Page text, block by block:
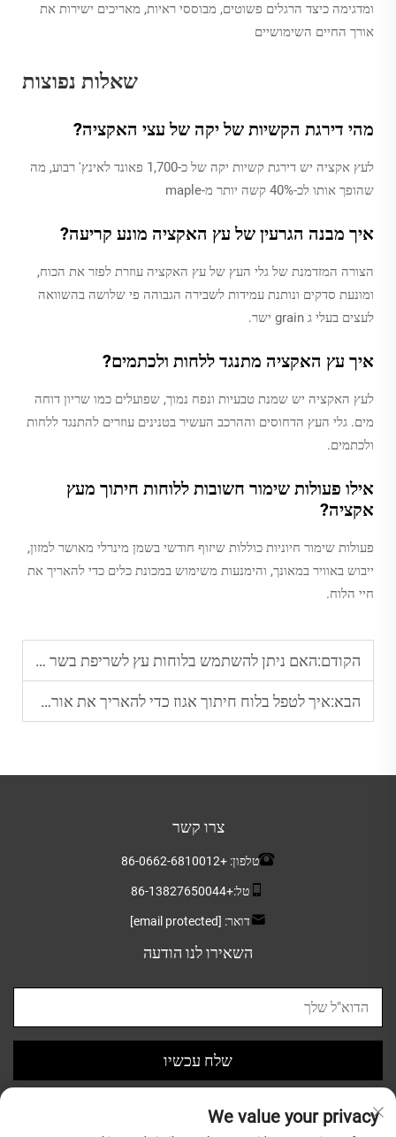
ומדגימה כיצד הרגלים פשוטים, מבוססי ראיות, מאריכים ישירות את
אורך החיים השימושיים
שאלות נפוצות
מהי דירגת הקשיות של יקה של עצי האקציה?
לעץ אקציה יש דירגת קשיות יקה של כ-1,700 פאונד לאינץ' רבוע, מה
שהופך אותו לכ-40% קשה יותר מ-maple
איך מבנה הגרעין של עץ האקציה מונע קריעה?
הצורה המזדמנת של גלי העץ של עץ האקציה עוזרת לפזר את הכוח,
ומונעת סדקים ונותנת עמידות לשבירה הגבוהה פי שלושה בהשוואה
לעצים בעלי ג grain ישר.
איך עץ האקציה מתנגד ללחות ולכתמים?
לעץ האקציה יש שמנת טבעיות ונפח נמוך, שפועלים כמו שריון דוחה
מים. גלי העץ הדחוסים וההרכב העשיר בטנינים עוזרים להתנגד ללחות
ולכתמים.
אילו פעולות שימור חשובות ללוחות חיתוך מעץ
אקציה?
פעולות שימור חיוניות כוללות שיזוף חודשי בשמן מינרלי מאושר למזון,
ייבוש באוויר במאונך, והימנעות משימוש במכונת כלים כדי להאריך את
חיי הלוח.
הקודם:האם ניתן להשתמש בלוחות עץ לשריפת בשר חוץ?
הבא:איך לטפל בלוח חיתוך אגוז כדי להאריך את אורך חייו?
צרו קשר
טלפון: +86-0662-6810012
טל:+86-13827650044
דואר: [email protected]
השאירו לנו הודעה
שלח עכשיו
We value your privacy